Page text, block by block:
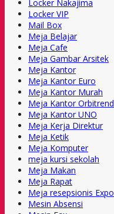
Locker Nakajima
Locker VIP
Mail Box
Meja Belajar
Meja Cafe
Meja Gambar Arsitek
Meja Kantor
Meja Kantor Euro
Meja Kantor Murah
Meja Kantor Orbitrend
Meja Kantor UNO
Meja Kerja Direktur
Meja Ketik
Meja Komputer
meja kursi sekolah
Meja Makan
Meja Rapat
Meja resepsionis Expo
Mesin Absensi